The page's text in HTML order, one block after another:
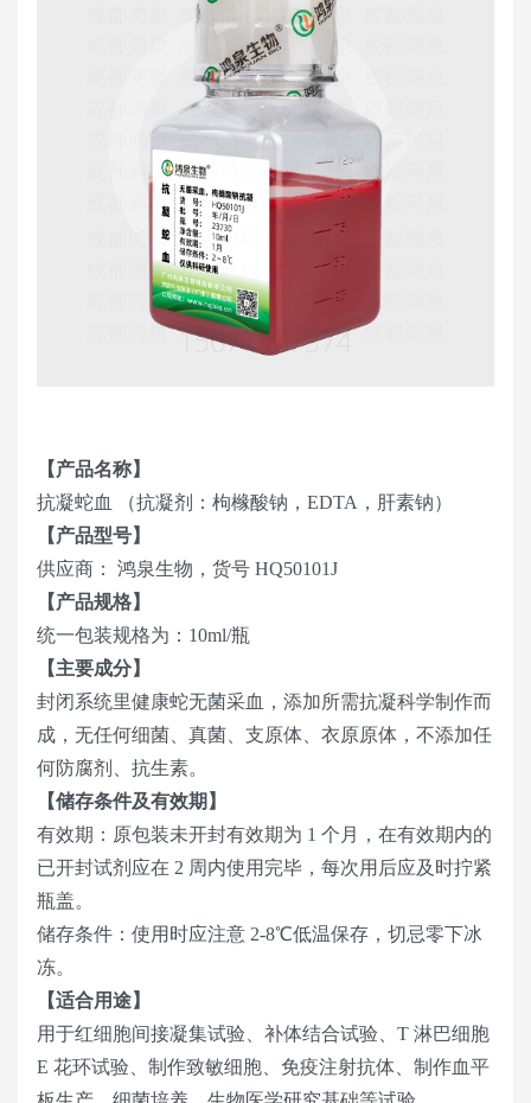
【产品名称】
抗凝蛇血 （抗凝剂：枸橼酸钠，EDTA，肝素钠）
【产品型号】
供应商： 鸿泉生物，货号 HQ50101J
【产品规格】
统一包装规格为：10ml/瓶
【主要成分】
封闭系统里健康蛇无菌采血，添加所需抗凝科学制作而
成，无任何细菌、真菌、支原体、衣原原体，不添加任
何防腐剂、抗生素。
【储存条件及有效期】
有效期：原包装未开封有效期为 1 个月，在有效期内的
已开封试剂应在 2 周内使用完毕，每次用后应及时拧紧
瓶盖。
储存条件：使用时应注意 2-8℃低温保存，切忌零下冰
冻。
【适合用途】
用于红细胞间接凝集试验、补体结合试验、T 淋巴细胞
E 花环试验、制作致敏细胞、免疫注射抗体、制作血平